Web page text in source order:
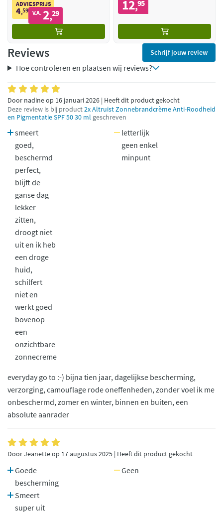
ADVIESPRIJS
4,59 V.A. 2,29 12,95
Reviews Schrijf jouw review
Hoe controleren en plaatsen wij reviews?
Door nadine op 16 januari 2026 | Heeft dit product gekocht
Deze review is bij product2x Altruist Zonnebrandcrème Anti-Roodheid
en Pigmentatie SPF 50 30 ml geschreven
smeert
goed,
beschermd
perfect,
blijft de
ganse dag
lekker
zitten,
droogt niet
uit en ik heb
een droge
huid,
schilfert
niet en
werkt goed
bovenop
een
onzichtbare
zonnecreme
letterlijk
geen enkel
minpunt
everyday go to :-) bijna tien jaar, dagelijkse bescherming,
verzorging, camouflage rode oneffenheden, zonder voel ik me
onbeschermd, zomer en winter, binnen en buiten, een
absolute aanrader
Door Jeanette op 17 augustus 2025 | Heeft dit product gekocht
Goede
bescherming
Smeert
super uit
Geen